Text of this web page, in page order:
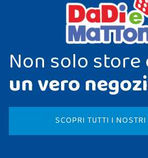
Non solo store
un vero
SCOPRI TUTTI I